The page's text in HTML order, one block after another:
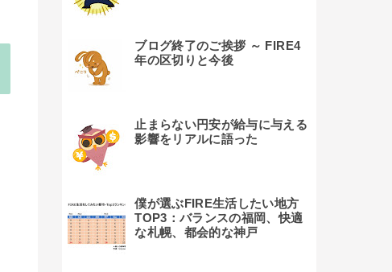
ブログ終了のご挨拶 ～ FIRE4
年の区切りと今後
止まらない円安が給与に与える
影響をリアルに語った
僕が選ぶFIRE生活したい地方
TOP3：バランスの福岡、快適
な札幌、都会的な神戸